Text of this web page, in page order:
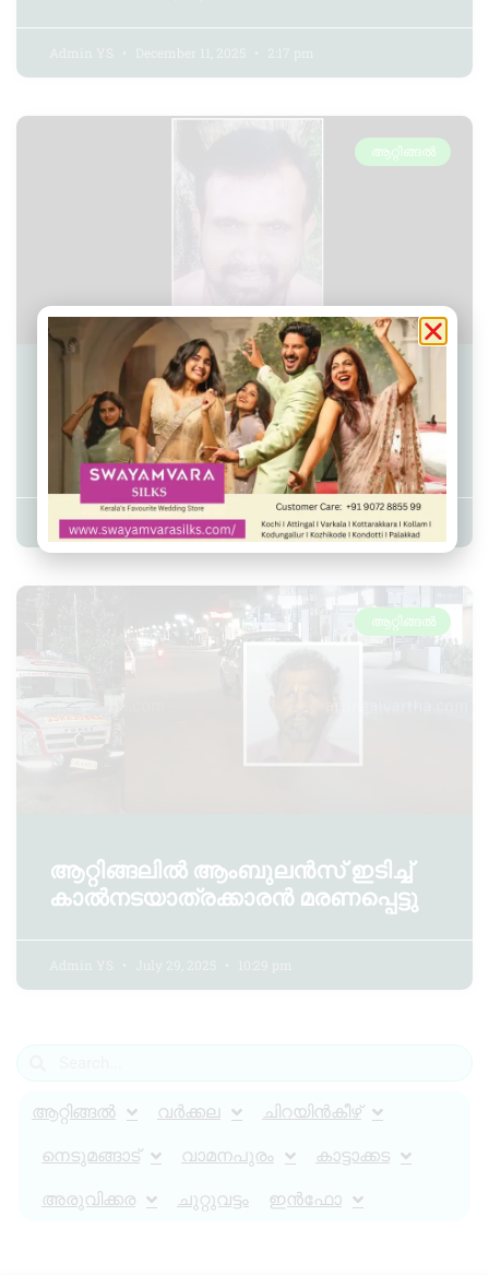
Admin YS December 11, 2025 2:17 pm
ആറ്റിങ്ങൽ
ആറ്റിങ്ങൽ കൈപ്പറ്റിമുക്കിൽ
ഓട്ടോറിക്ഷ മറിഞ്ഞ് അപകടം;
ഡ്രൈവർ മരിച്ചു
Admin YS August 1, 2025 10:55 pm
ആറ്റിങ്ങൽ
ആറ്റിങ്ങലിൽ ആംബുലൻസ് ഇടിച്ച്
കാൽനടയാത്രക്കാരൻ മരണപ്പെട്ടു
Admin YS July 29, 2025 10:29 pm
ആറ്റിങ്ങൽ വർക്കല ചിറയിൻകീഴ്
നെടുമങ്ങാട് വാമനപുരം കാട്ടാക്കട
അരുവിക്കര ചുറ്റുവട്ടം ഇൻഫോ